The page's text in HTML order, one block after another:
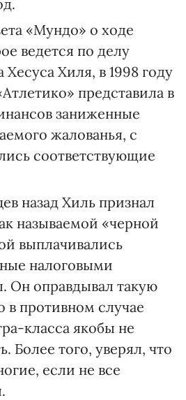
«Мундо» о ходе
ведется по делу
Хесуса Хиля, в 1998 году
представила в
заниженные
жалованья, с
соответствующие
назад Хиль признал
называемой «черной
выплачивались
налоговыми
Он оправдывал такую
в противном случае
класса якобы не
Более того, уверял, что
если не все